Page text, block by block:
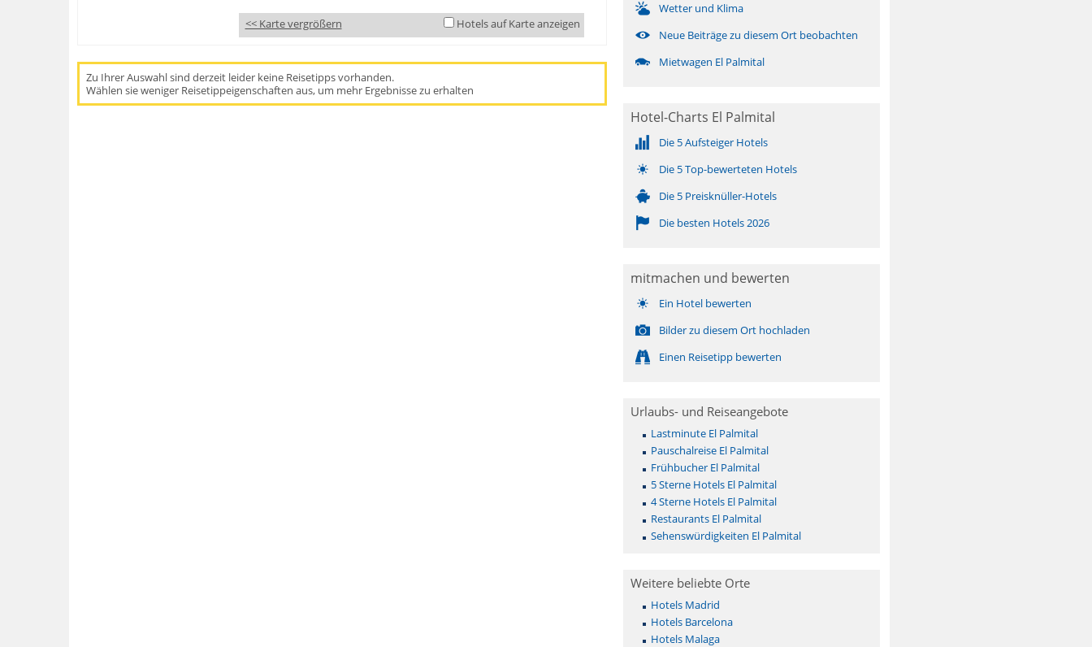
<< Karte vergrößern Hotels auf Karte anzeigen
Zu Ihrer Auswahl sind derzeit leider keine Reisetipps vorhanden.
Wählen sie weniger Reisetippeigenschaften aus, um mehr Ergebnisse zu erhalten
Wetter und Klima
Neue Beiträge zu diesem Ort beobachten
Mietwagen El Palmital
Hotel-Charts El Palmital
Die 5 Aufsteiger Hotels
Die 5 Top-bewerteten Hotels
Die 5 Preisknüller-Hotels
Die besten Hotels 2026
mitmachen und bewerten
Ein Hotel bewerten
Bilder zu diesem Ort hochladen
Einen Reisetipp bewerten
Urlaubs- und Reiseangebote
Lastminute El Palmital
Pauschalreise El Palmital
Frühbucher El Palmital
5 Sterne Hotels El Palmital
4 Sterne Hotels El Palmital
Restaurants El Palmital
Sehenswürdigkeiten El Palmital
Weitere beliebte Orte
Hotels Madrid
Hotels Barcelona
Hotels Malaga